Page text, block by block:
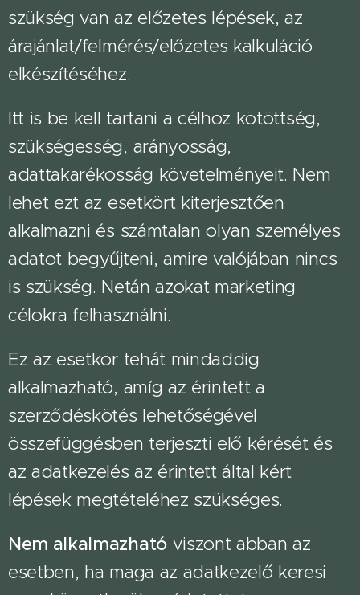
szükség van az előzetes lépések, az
árajánlat/felmérés/előzetes kalkuláció
elkészítéséhez.
Itt is be kell tartani a célhoz kötöttség,
szükségesség, arányosság,
adattakarékosság követelményeit. Nem
lehet ezt az esetkört kiterjesztően
alkalmazni és számtalan olyan személyes
adatot begyűjteni, amire valójában nincs
is szükség. Netán azokat marketing
célokra felhasználni.
Ez az esetkör tehát mindaddig
alkalmazható, amíg az érintett a
szerződéskötés lehetőségével
összefüggésben terjeszti elő kérését és
az adatkezelés az érintett által kért
lépések megtételéhez szükséges.
Nem alkalmazhatóviszont abban az
esetben, ha maga az adatkezelő keresi